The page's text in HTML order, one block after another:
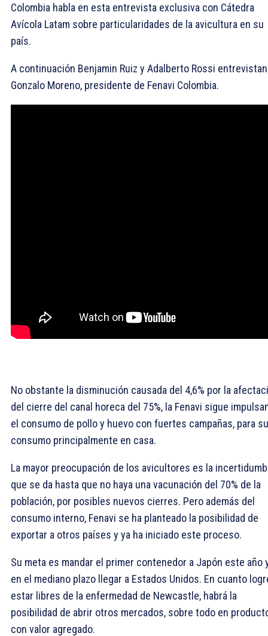
Colombia habla en esta entrevista exclusiva con Cátedra
Avícola Latam sobre particularidades de la avicultura en su
país.
A continuación Benjamin Ruiz y Adalberto Rossi
Gonzalo Moreno, presidente de Fenavi Colombia.
No obstante la disminución causada del 4,6% por la
del cierre del canal horeca del 75%, la Fenavi sigue
el consumo de pollo y huevo con fuertes campañas, para su
consumo principalmente en casa.
La mayor preocupación de los avicultores es la
que se da hasta que no haya una vacunación del 70% de la
población, por posibles nuevos cierres. Pero además del
consumo interno, Fenavi se ha planteado la posibilidad de
exportar a otros países y ya ha iniciado este proceso.
Su meta es mandar el primer contenedor a Japón este año
en el mediano plazo llegar a Estados Unidos. En cuanto
estar libres de la enfermedad de Newcastle, habrá la
posibilidad de abrir otros mercados, sobre todo en
con valor agregado.